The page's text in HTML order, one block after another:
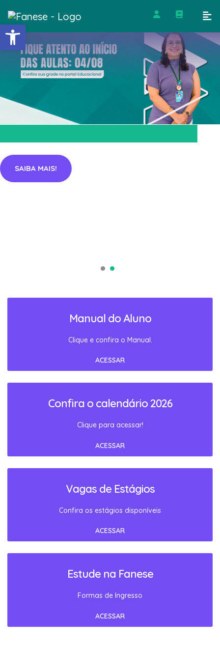
Barra de Ferramentas
SAIBA MAIS!
Manual do Aluno
Clique e confira o Manual.
ACESSAR
Confira o calendário 2026
Clique para acessar!
ACESSAR
Vagas de Estágios
Confira os estágios disponíveis
ACESSAR
Estude na Fanese
Formas de Ingresso
ACESSAR